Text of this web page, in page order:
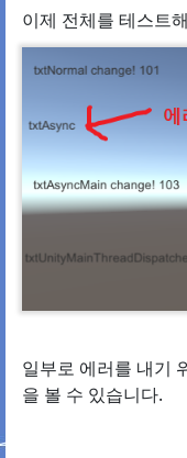
이제 전체를 테스트
일부로 에러를 내기
을 볼 수 있습니다.